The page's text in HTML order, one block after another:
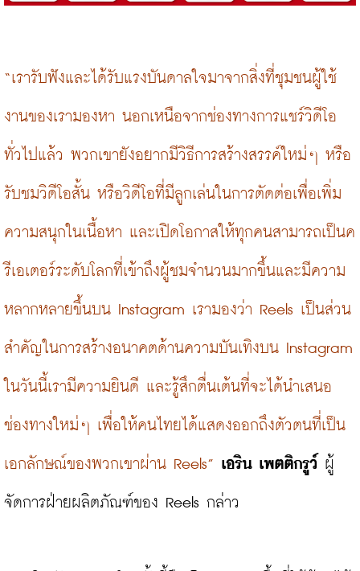
“เรารับฟังและได้รับแรงบันดาลใจมาจากสิ่งที่ชุมชนผู้ใช้
งานของเรามองหา นอกเหนือจากช่องทางการแชร์วิดีโอ
ทั่วไปแล้ว พวกเขายังอยากมีวิธีการสร้างสรรค์ใหม่ๆ หรือ
รับชมวิดีโอสั้น หรือวิดีโอที่มีลูกเล่นในการตัดต่อเพื่อเพิ่ม
ความสนุกในเนื้อหา และเปิดโอกาสให้ทุกคนสามารถเป็นค
รีเอเตอร์ระดับโลกที่เข้าถึงผู้ชมจำนวนมากขึ้นและมีความ
หลากหลายขึ้นบน Instagram เรามองว่า Reels เป็นส่วน
สำคัญในการสร้างอนาคตด้านความบันเทิงบน Instagram
ในวันนี้เรามีความยินดี และรู้สึกตื่นเต้นที่จะได้นำเสนอ
ช่องทางใหม่ๆ เพื่อให้คนไทยได้แสดงออกถึงตัวตนที่เป็น
เอกลักษณ์ของพวกเขาผ่าน Reels” เอริน เพตติกรูว์ ผู้
จัดการฝ่ายผลิตภัณฑ์ของ Reels กล่าว